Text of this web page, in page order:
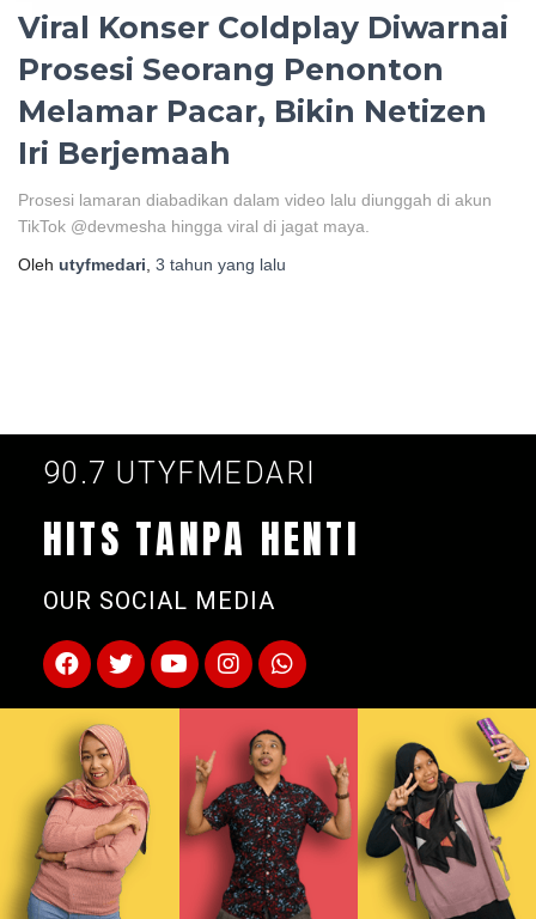
Viral Konser Coldplay Diwarnai
Prosesi Seorang Penonton
Melamar Pacar, Bikin Netizen
Iri Berjemaah
Prosesi lamaran diabadikan dalam video lalu diunggah di akun
TikTok @devmesha hingga viral di jagat maya.
Oleh utyfmedari 3 tahun yang lalu
90.7 UTYFMEDARI
HITS TANPA HENTI
OUR SOCIAL MEDIA